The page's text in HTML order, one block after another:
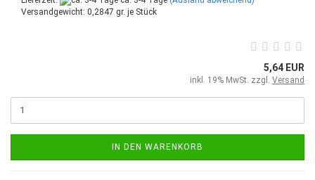
Versandgewicht: 0,2847 gr. je Stück
5,64 EUR
inkl. 19% MwSt. zzgl. Versand
IN DEN WARENKORB